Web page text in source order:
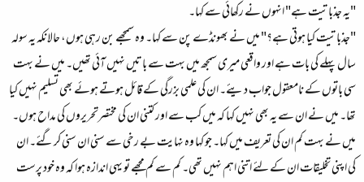
"یہ جذباتیت ہے" انہوں نے رکھائی سے کہا۔
"جذباتیت کیا ہوتی ہے؟" میں نے بھونڈے پن سے کہا۔ وہ سمجھے بن رہی ہوں، حالانکہ یہ سولہ
سال پہلے کی بات ہے اور واقعی میری سمجھ میں بہت سے باتیں نہیں آئی تھیں۔ میں نے بہت
سی باتوں کے نامعقول جواب دیئے۔ ان کی علمی بزرگی کے قائل ہوتے ہوئے بھی تسلیم نہیں کیا
تھا۔ میں نے ان سے یہ بھی نہیں کہا کہ میں کب سے اور کتنی ان کی مختصرتحریروں کی مداح ہوں۔
میں نے بہت کم ان کی تعریف میں کہا۔ جو کہا وہ نہایت بے رخی سے سنی ان سنی کرگئے۔ ان
کی اپنی تخلیقات ان کے لئے اتنی اہم نہیں تھی۔ کم سے کم مجھے تو یہی اندازہ ہوا کہ وہ خود پرست